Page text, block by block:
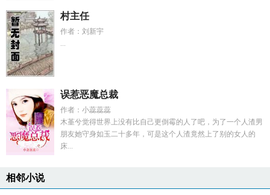
村主任
作者：刘新宇
...
误惹恶魔总裁
作者：小蕊蕊蕊
木堇兮觉得世界上没有比自己更倒霉的人了吧，为了一个人渣男
朋友她守身如玉二十多年，可是这个人渣竟然上了别的女人的
床...
相邻小说